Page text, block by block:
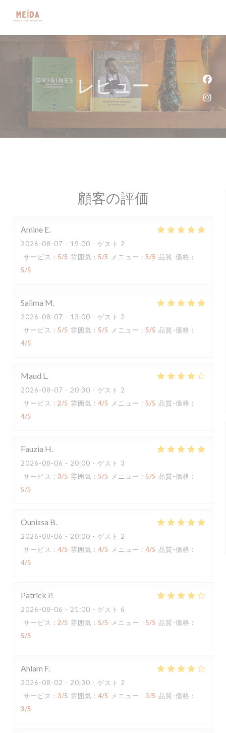
レビュー
顧客の評価
Amine E
2026-08-07 - 19:00 - ゲスト 2
サービス : 5/5 雰囲気 : 5/5 メニュー : 5/5 品質-価格 :
5/5
Salima M
2026-08-07 - 13:00 - ゲスト 2
サービス : 5/5 雰囲気 : 5/5 メニュー : 5/5 品質-価格 :
4/5
Maud L
2026-08-07 - 20:30 - ゲスト 2
サービス : 2/5 雰囲気 : 4/5 メニュー : 5/5 品質-価格 :
4/5
Fauzia H
2026-08-06 - 20:00 - ゲスト 3
サービス : 3/5 雰囲気 : 5/5 メニュー : 5/5 品質-価格 :
5/5
Ounissa B
2026-08-06 - 20:00 - ゲスト 2
サービス : 4/5 雰囲気 : 4/5 メニュー : 4/5 品質-価格 :
4/5
Patrick P
2026-08-06 - 21:00 - ゲスト 6
サービス : 2/5 雰囲気 : 5/5 メニュー : 5/5 品質-価格 :
5/5
Ahlam F
2026-08-02 - 20:30 - ゲスト 2
サービス : 3/5 雰囲気 : 4/5 メニュー : 3/5 品質-価格 :
3/5